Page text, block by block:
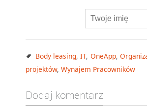
Body leasing,IT, OneApp,
projektów, Wynajem Pracowników
Dodaj komentarz